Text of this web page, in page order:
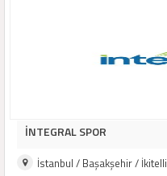
İNTEGRAL SPOR
İstanbul / Başakşehir / İkitelli